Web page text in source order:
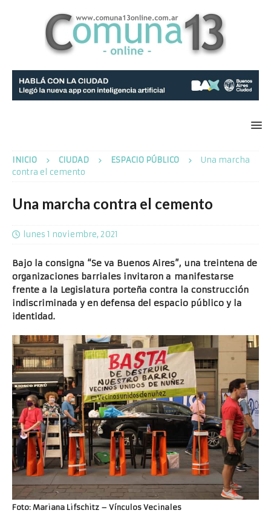
INICIO CIUDAD ESPACIO PÚBLICO
Una marcha
contra el cemento
Una marcha contra el cemento
lunes 1 noviembre, 2021
Bajo la consigna “Se va Buenos Aires”, una treintena de
organizaciones barriales invitaron a manifestarse
frente a la Legislatura porteña contra la construcción
indiscriminada y en defensa del espacio público y la
identidad.
Foto: Mariana Lifschitz – Vínculos Vecinales